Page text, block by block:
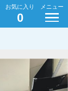
お気に入り
0
メニュー